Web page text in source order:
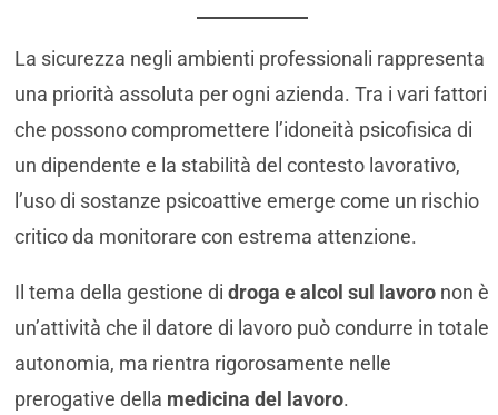
La sicurezza negli ambienti professionali rappresenta
una priorità assoluta per ogni azienda. Tra i vari fattori
che possono compromettere l’idoneità psicofisica di
un dipendente e la stabilità del contesto lavorativo,
l’uso di sostanze psicoattive emerge come un rischio
critico da monitorare con estrema attenzione.
Il tema della gestione di droga e alcol sul lavoro non è
un’attività che il datore di lavoro può condurre in totale
autonomia, ma rientra rigorosamente nelle
prerogative della medicina del lavoro.